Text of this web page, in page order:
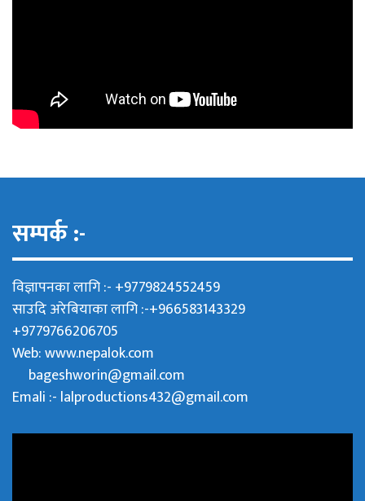
सम्पर्क :-
विज्ञापनका लागि :- +9779824552459
साउदि अरेबियाका लागि :-+966583143329
+9779766206705
Web:www.nepalok.com
bageshworin@gmail.com
Emali :- lalproductions432@gmail.com